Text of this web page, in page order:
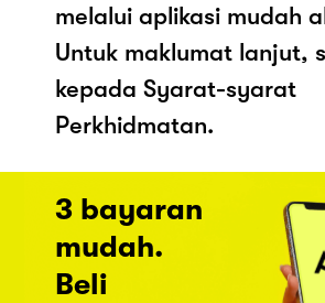
melalui aplikasi mudah
Untuk maklumat lanjut,
kepada Syarat-syarat
Perkhidmatan.
3 bayaran
mudah.
Beli